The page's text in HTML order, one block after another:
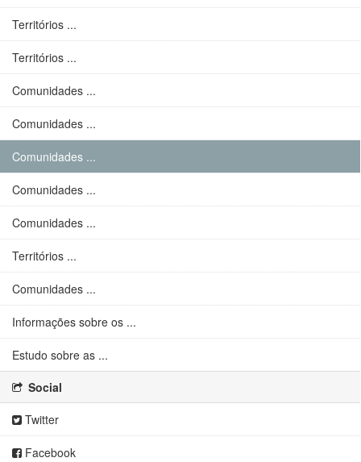
Territórios ...
Territórios ...
Comunidades ...
Comunidades ...
Comunidades ...
Comunidades ...
Comunidades ...
Territórios ...
Comunidades ...
Informações sobre os ...
Estudo sobre as ...
Social
Twitter
Facebook